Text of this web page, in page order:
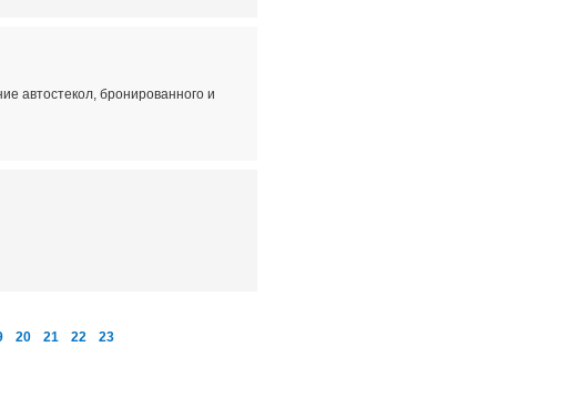
автостекол, бронированного и
20 21 22 23